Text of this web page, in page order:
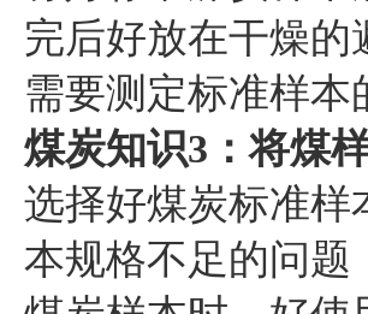
完后好放在干燥
需要测定标准样
煤炭知识3：将煤
选择好煤炭标准样
本规格不足的问题